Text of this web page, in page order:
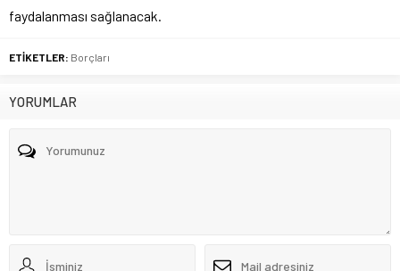
faydalanması sağlanacak.
ETİKETLER: Borçları
YORUMLAR